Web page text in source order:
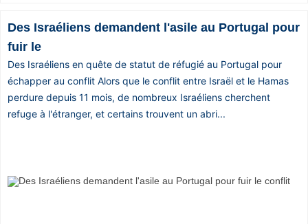
Des Israéliens demandent l'asile au Portugal pour
fuir le
Des Israéliens en quête de statut de réfugié au Portugal pour
échapper au conflit Alors que le conflit entre Israël et le Hamas
perdure depuis 11 mois, de nombreux Israéliens cherchent
refuge à l'étranger, et certains trouvent un abri...